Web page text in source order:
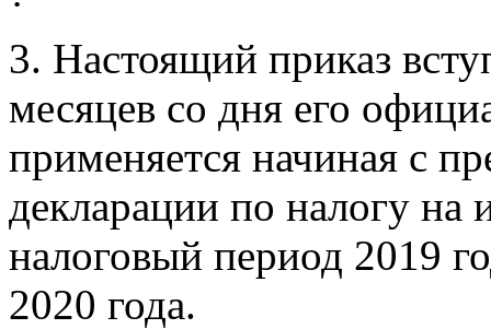
3. Настоящий приказ
месяцев со дня его
применяется начиная с
декларации по налогу на
налоговый период 2019
2020 года.